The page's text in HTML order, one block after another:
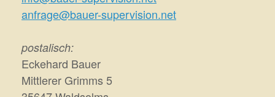
anfrage@bauer-supervision.net
postalisch:
Eckehard Bauer
Mittlerer Grimms 5